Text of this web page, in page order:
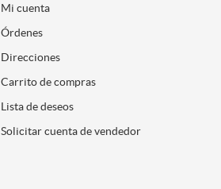
Mi cuenta
Órdenes
Direcciones
Carrito de compras
Lista de deseos
Solicitar cuenta de vendedor